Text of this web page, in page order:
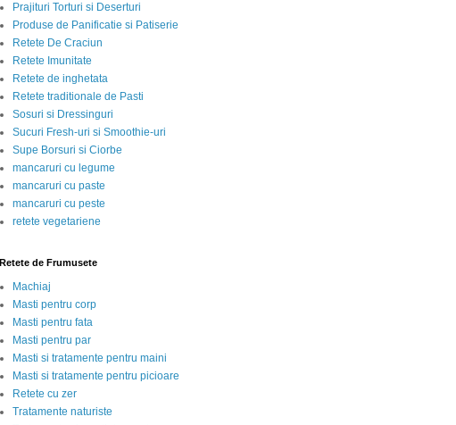
Prajituri Torturi si Deserturi
Produse de Panificatie si Patiserie
Retete De Craciun
Retete Imunitate
Retete de inghetata
Retete traditionale de Pasti
Sosuri si Dressinguri
Sucuri Fresh-uri si Smoothie-uri
Supe Borsuri si Ciorbe
mancaruri cu legume
mancaruri cu paste
mancaruri cu peste
retete vegetariene
Retete de Frumusete
Machiaj
Masti pentru corp
Masti pentru fata
Masti pentru par
Masti si tratamente pentru maini
Masti si tratamente pentru picioare
Retete cu zer
Tratamente naturiste